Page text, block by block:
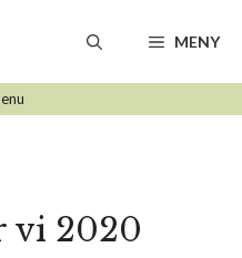
MENY
vi 2020